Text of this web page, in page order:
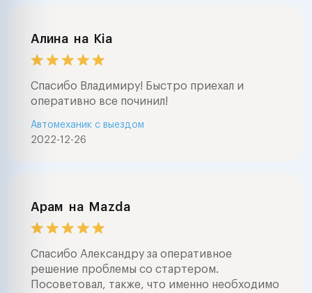
Алина на Kia
Спасибо Владимиру! Быстро приехал и
оперативно все починил!
2022-12-26
Автомеханик с выездом
Арам на Mazda
Спасибо Александру за оперативное
решение проблемы со стартером.
Посоветовал, также, что именно необходимо